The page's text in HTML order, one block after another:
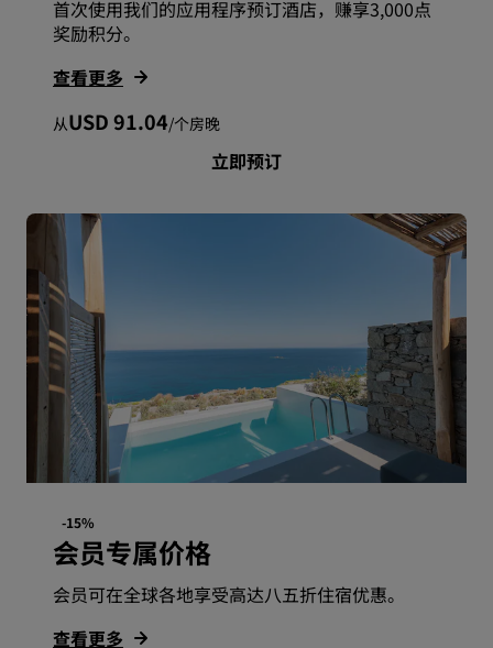
首次使用我们的应用程序预订酒店，赚享3,000点
奖励积分。
查看更多
从USD 91.04/个房晚
立即预订
-15%
会员专属价格
会员可在全球各地享受高达八五折住宿优惠。
查看更多